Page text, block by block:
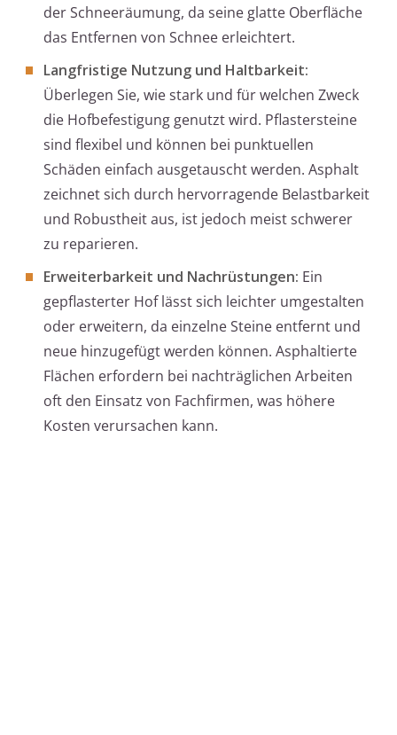
der Schneeräumung, da seine glatte Oberfläche
das Entfernen von Schnee erleichtert.
Langfristige Nutzung und Haltbarkeit:
Überlegen Sie, wie stark und für welchen Zweck
die Hofbefestigung genutzt wird. Pflastersteine
sind flexibel und können bei punktuellen
Schäden einfach ausgetauscht werden. Asphalt
zeichnet sich durch hervorragende Belastbarkeit
und Robustheit aus, ist jedoch meist schwerer
zu reparieren.
Erweiterbarkeit und Nachrüstungen: Ein
gepflasterter Hof lässt sich leichter umgestalten
oder erweitern, da einzelne Steine entfernt und
neue hinzugefügt werden können. Asphaltierte
Flächen erfordern bei nachträglichen Arbeiten
oft den Einsatz von Fachfirmen, was höhere
Kosten verursachen kann.